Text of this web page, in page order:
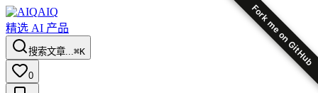
Fork me on GitHub
AIQ
精选 AI 产品
搜索文章...⌘K
0